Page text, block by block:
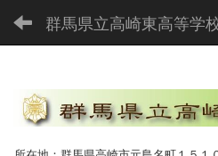
群馬県立高崎東高等学